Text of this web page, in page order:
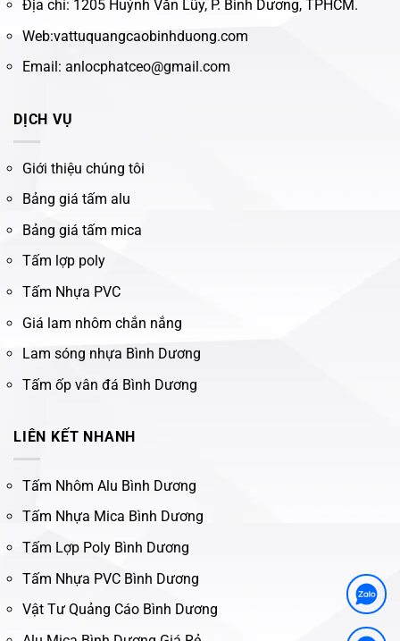
Địa chỉ: 1205 Huỳnh Văn Lũy, P. Bình Dương, TPHCM.
Web:vattuquangcaobinhduong.com
Email: anlocphatceo@gmail.com
DỊCH VỤ
Giới thiệu chúng tôi
Bảng giá tấm alu
Bảng giá tấm mica
Tấm lợp poly
Tấm Nhựa PVC
Giá lam nhôm chắn nắng
Lam sóng nhựa Bình Dương
Tấm ốp vân đá Bình Dương
LIÊN KẾT NHANH
Tấm Nhôm Alu Bình Dương
Tấm Nhựa Mica Bình Dương
Tấm Lợp Poly Bình Dương
Tấm Nhựa PVC Bình Dương
Vật Tư Quảng Cáo Bình Dương